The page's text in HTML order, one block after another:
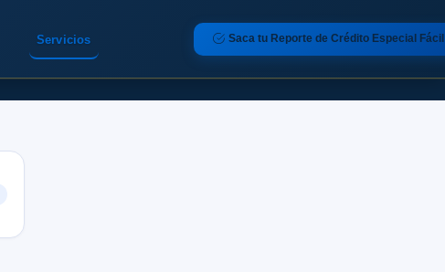
Servicios Saca tu Reporte de Crédito Especial Fácil